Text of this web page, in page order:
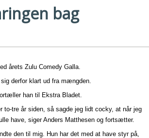
bag
årets Zulu Comedy Galla.
derfor klart ud fra mængden.
han til Ekstra Bladet.
tre år siden, så sagde jeg lidt cocky, at når jeg
have, siger Anders Matthesen og fortsætter.
den til mig. Hun har det med at have styr på,